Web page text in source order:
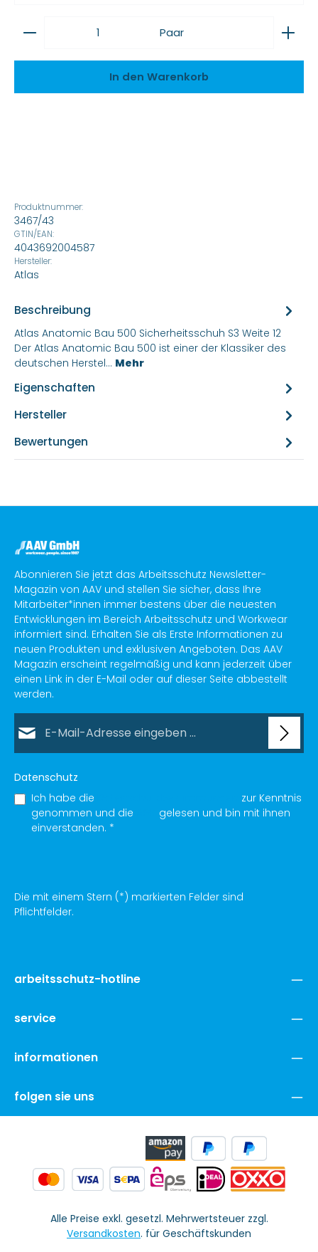
Produkt Anzahl: Gib den gewünschten Wert
Paar
In den Warenkorb
Produktnummer:
3467/43
GTIN/EAN:
4043692004587
Hersteller:
Atlas
Beschreibung
Atlas Anatomic Bau 500 Sicherheitsschuh S3 Weite 12
Der Atlas Anatomic Bau 500 ist einer der Klassiker des
deutschen Herstel… Mehr
Eigenschaften
Hersteller
Bewertungen
Abonnieren Sie jetzt das Arbeitsschutz Newsletter-
Magazin von AAV und stellen Sie sicher, dass Ihre
Mitarbeiter*innen immer bestens über die neuesten
Entwicklungen im Bereich Arbeitsschutz und Workwear
informiert sind. Erhalten Sie als Erste Informationen zu
neuen Produkten und exklusiven Angeboten. Das AAV
Magazin erscheint regelmäßig und kann jederzeit über
einen Link in der E-Mail oder auf dieser Seite abbestellt
werden.
Datenschutz
Ich habe die
zur Kenntnis
genommen und die
gelesen und bin mit ihnen
einverstanden. *
Die mit einem Stern (*) markierten Felder sind
Pflichtfelder.
arbeitsschutz-hotline
service
informationen
folgen sie uns
Alle Preise exkl. gesetzl. Mehrwertsteuer zzgl.
Versandkosten. für Geschäftskunden